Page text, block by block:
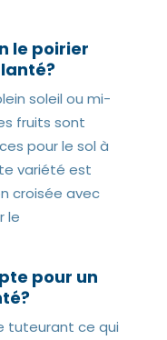
le poirier
soleil ou mi-
fruits sont
pour le sol à
variété est
croisée avec
le
pour un
tuteurant ce qui